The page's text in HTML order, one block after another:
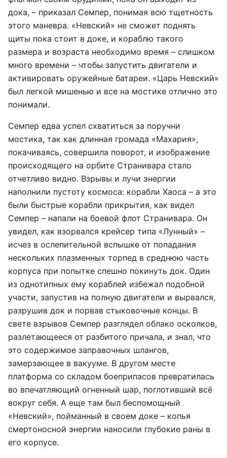
дока, – приказал Семпер, понимая всю тщетность
этого маневра. «Невский» не сможет поднять
щиты пока стоит в доке, и кораблю такого
размера и возраста необходимо время – слишком
много времени – чтобы запустить двигатели и
активировать оружейные батареи. «Царь Невский»
был легкой мишенью и все на мостике отлично это
понимали.
Семпер едва успел схватиться за поручни
мостика, так как длинная громада «Махария»,
покачиваясь, совершила поворот, и изображение
происходящего на орбите Странивара стало
отчетливо видно. Взрывы и лучи энергии
наполнили пустоту космоса: корабли Хаоса – а это
были быстрые корабли прикрытия, как видел
Семпер – напали на боевой флот Странивара. Он
увидел, как взорвался крейсер типа «Лунный» –
исчез в ослепительной вспышке от попадания
нескольких плазменных торпед в среднюю часть
корпуса при попытке спешно покинуть док. Один
из однотипных ему кораблей избежал подобной
участи, запустив на полную двигатели и вырвался,
разрушив док и порвав стыковочные концы. В
свете взрывов Семпер разглядел облако осколков,
разлетающееся от разбитого причала, и знал, что
это содержимое заправочных шлангов,
замерзающее в вакууме. В другом месте
платформа со складом боеприпасов превратилась
во впечатляющий огненный шар, поглотивший всё
вокруг себя. А еще там был беспомощный
«Невский», пойманный в своем доке – копья
смертоносной энергии наносили глубокие раны в
его корпусе.